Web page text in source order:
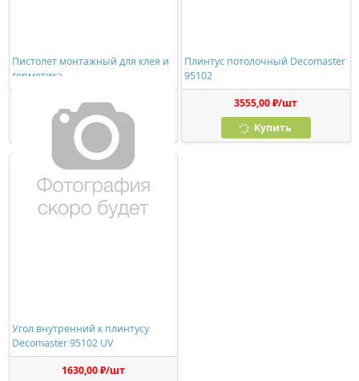
Пистолет монтажный для клея и
герметика
278,00 ₽/шт
Купить
Плинтус потолочный Decomaster
95102
3555,00 ₽/шт
Купить
Угол внутренний к плинтусу
Decomaster 95102 UV
1630,00 ₽/шт